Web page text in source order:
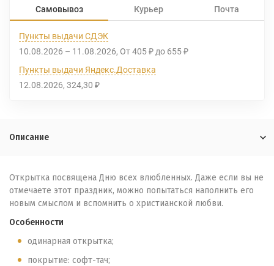
Самовывоз Курьер Почта
Пункты выдачи СДЭК
10.08.2026 – 11.08.2026 От 405 ₽ до 655 ₽
Пункты выдачи Яндекс.Доставка
12.08.2026 324,30 ₽
Описание
Открытка посвящена Дню всех влюбленных. Даже если вы не
отмечаете этот праздник, можно попытаться наполнить его
новым смыслом и вспомнить о христианской любви.
Особенности
одинарная открытка;
покрытие: софт-тач;